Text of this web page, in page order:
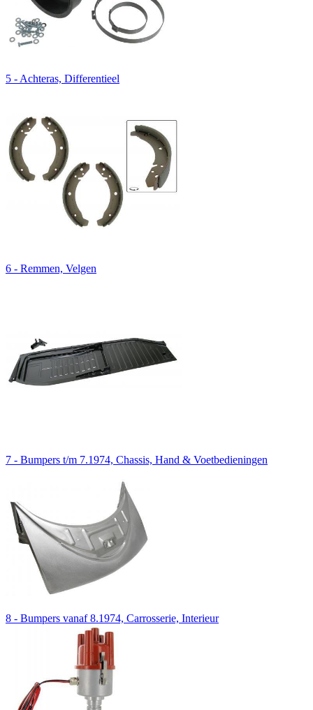
5 - Achteras, Differentieel
6 - Remmen, Velgen
7 - Bumpers t/m 7.1974, Chassis, Hand & Voetbedieningen
8 - Bumpers vanaf 8.1974, Carrosserie, Interieur